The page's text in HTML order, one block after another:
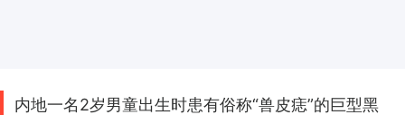
内地一名2岁男童出生时患有俗称“兽皮痣”的巨型黑